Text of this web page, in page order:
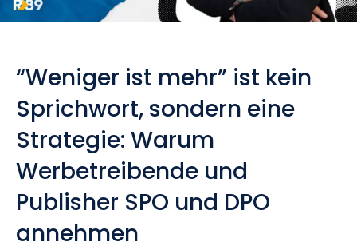
“Weniger ist mehr” ist kein
Sprichwort, sondern eine
Strategie: Warum
Werbetreibende und
Publisher SPO und DPO
annehmen